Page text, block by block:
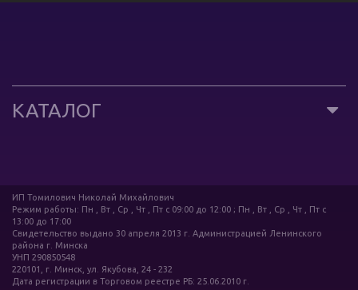
КАТАЛОГ
ИП Томилович Николай Михайлович
Режим работы: Пн , Вт , Ср , Чт , Пт c 09:00 до 12:00 ; Пн , Вт , Ср , Чт , Пт c
13:00 до 17:00
Свидетельство выдано 30 апреля 2013 г. Администрацией Ленинского
района г. Минска
УНП 290850548
220101, г. Минск, ул. Якубова, 24 - 232
Дата регистрации в Торговом реестре РБ: 25.06.2010 г.